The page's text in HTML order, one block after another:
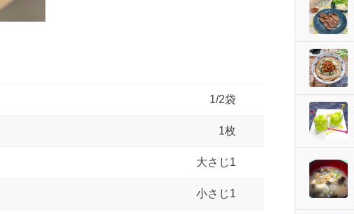
1/2袋
1枚
大さじ1
小さじ1